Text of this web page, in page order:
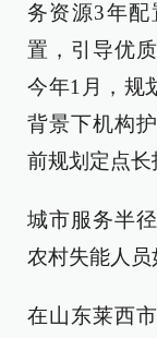
务资源3年
置，引导优
今年1月，规
背景下机构
前规划定点长
城市服务半
农村失能人员
在山东莱西